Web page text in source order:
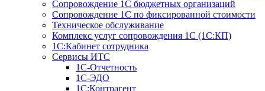
Сопровождение 1С бюджетных организаций
Сопровождение 1С по фиксированной стоимости
Техническое обслуживание
Комплекс услуг сопровождения 1С (1С:КП)
1С:Кабинет сотрудника
Сервисы ИТС
1С-Отчетность
1С-ЭДО
1С:Контрагент